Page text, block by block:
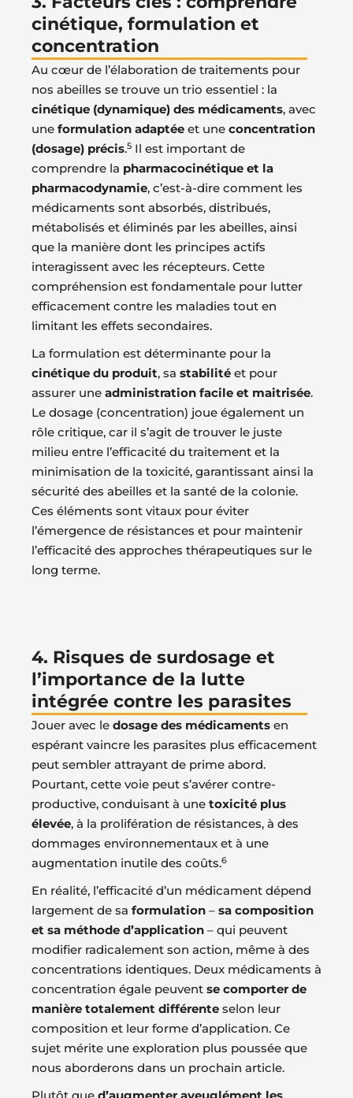
cinétique, formulation et
concentration
Au cœur de l’élaboration de traitements pour
nos abeilles se trouve un trio essentiel : la
cinétique (dynamique) des médicaments, avec
une formulation adaptée et une concentration
(dosage) précis.5 Il est important de
comprendre la pharmacocinétique et la
pharmacodynamie, c’est-à-dire comment les
médicaments sont absorbés, distribués,
métabolisés et éliminés par les abeilles, ainsi
que la manière dont les principes actifs
interagissent avec les récepteurs. Cette
compréhension est fondamentale pour lutter
efficacement contre les maladies tout en
limitant les effets secondaires.
La formulation est déterminante pour la
cinétique du produit, sa stabilité et pour
assurer une administration facile et maitrisée.
Le dosage (concentration) joue également un
rôle critique, car il s’agit de trouver le juste
milieu entre l’efficacité du traitement et la
minimisation de la toxicité, garantissant ainsi la
sécurité des abeilles et la santé de la colonie.
Ces éléments sont vitaux pour éviter
l’émergence de résistances et pour maintenir
l’efficacité des approches thérapeutiques sur le
long terme.
4. Risques de surdosage et
l’importance de la lutte
intégrée contre les parasites
Jouer avec le dosage des médicaments en
espérant vaincre les parasites plus efficacement
peut sembler attrayant de prime abord.
Pourtant, cette voie peut s’avérer contre-
productive, conduisant à une toxicité plus
élevée, à la prolifération de résistances, à des
dommages environnementaux et à une
augmentation inutile des coûts.6
En réalité, l’efficacité d’un médicament dépend
largement de sa formulation – sa composition
et sa méthode d’application – qui peuvent
modifier radicalement son action, même à des
concentrations identiques. Deux médicaments à
concentration égale peuvent se comporter de
manière totalement différente selon leur
composition et leur forme d’application. Ce
sujet mérite une exploration plus poussée que
nous aborderons dans un prochain article.